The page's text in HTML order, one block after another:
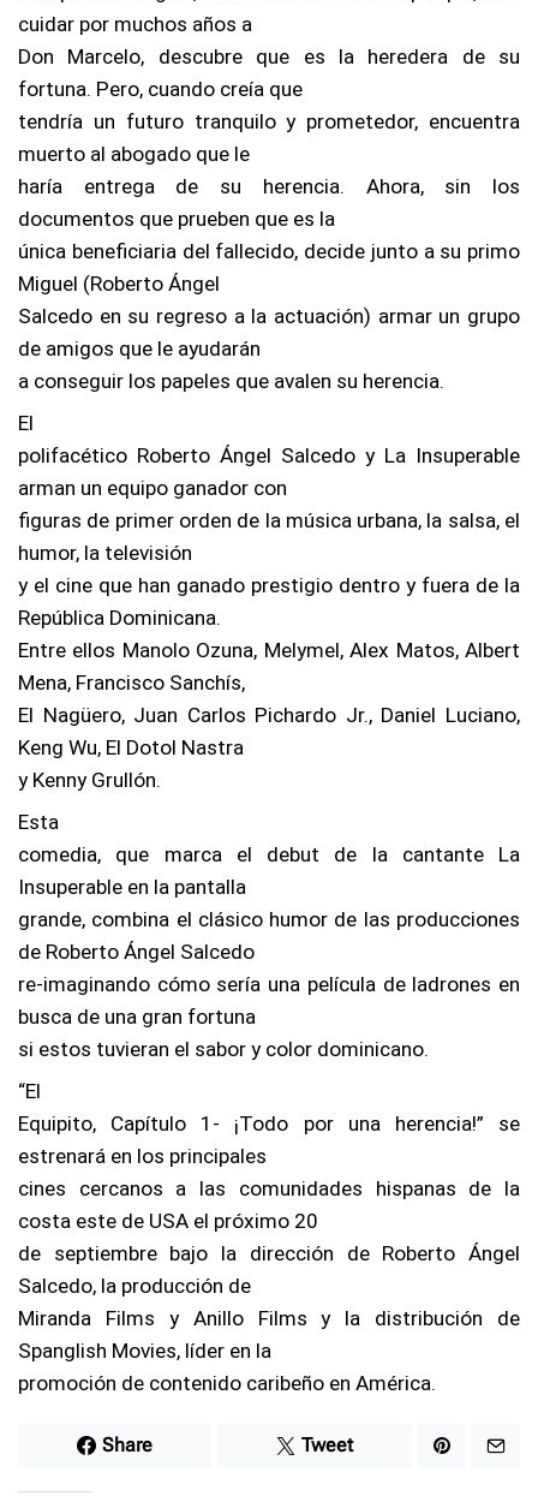
cuidar por muchos años a
Don Marcelo, descubre que es la heredera de su
fortuna. Pero, cuando creía que
tendría un futuro tranquilo y prometedor, encuentra
muerto al abogado que le
haría entrega de su herencia. Ahora, sin los
documentos que prueben que es la
única beneficiaria del fallecido, decide junto a su primo
Miguel (Roberto Ángel
Salcedo en su regreso a la actuación) armar un grupo
de amigos que le ayudarán
a conseguir los papeles que avalen su herencia.
El
polifacético Roberto Ángel Salcedo y La Insuperable
arman un equipo ganador con
figuras de primer orden de la música urbana, la salsa, el
humor, la televisión
y el cine que han ganado prestigio dentro y fuera de la
República Dominicana.
Entre ellos Manolo Ozuna, Melymel, Alex Matos, Albert
Mena, Francisco Sanchís,
El Nagüero, Juan Carlos Pichardo Jr., Daniel Luciano,
Keng Wu, El Dotol Nastra
y Kenny Grullón.
Esta
comedia, que marca el debut de la cantante La
Insuperable en la pantalla
grande, combina el clásico humor de las producciones
de Roberto Ángel Salcedo
re-imaginando cómo sería una película de ladrones en
busca de una gran fortuna
si estos tuvieran el sabor y color dominicano.
“El
Equipito, Capítulo 1- ¡Todo por una herencia!” se
estrenará en los principales
cines cercanos a las comunidades hispanas de la
costa este de USA el próximo 20
de septiembre bajo la dirección de Roberto Ángel
Salcedo, la producción de
Miranda Films y Anillo Films y la distribución de
Spanglish Movies, líder en la
promoción de contenido caribeño en América.
Share Tweet